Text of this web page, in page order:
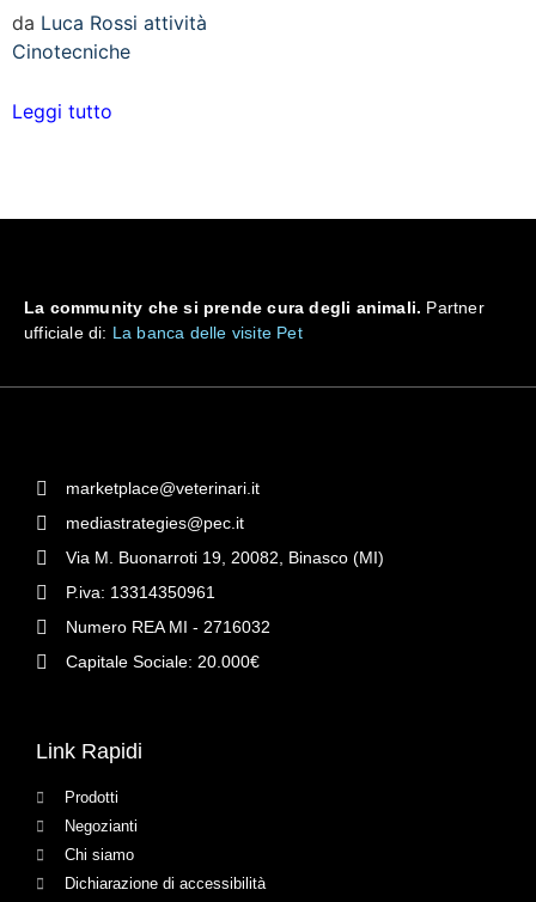
da Luca Rossi attività
Cinotecniche
Leggi tutto
La community che si prende cura degli animali. Partner
ufficiale di: La banca delle visite Pet
marketplace@veterinari.it
mediastrategies@pec.it
Via M. Buonarroti 19, 20082, Binasco (MI)
P.iva: 13314350961
Numero REA MI - 2716032
Capitale Sociale: 20.000€
Link Rapidi
Prodotti
Negozianti
Chi siamo
Dichiarazione di accessibilità